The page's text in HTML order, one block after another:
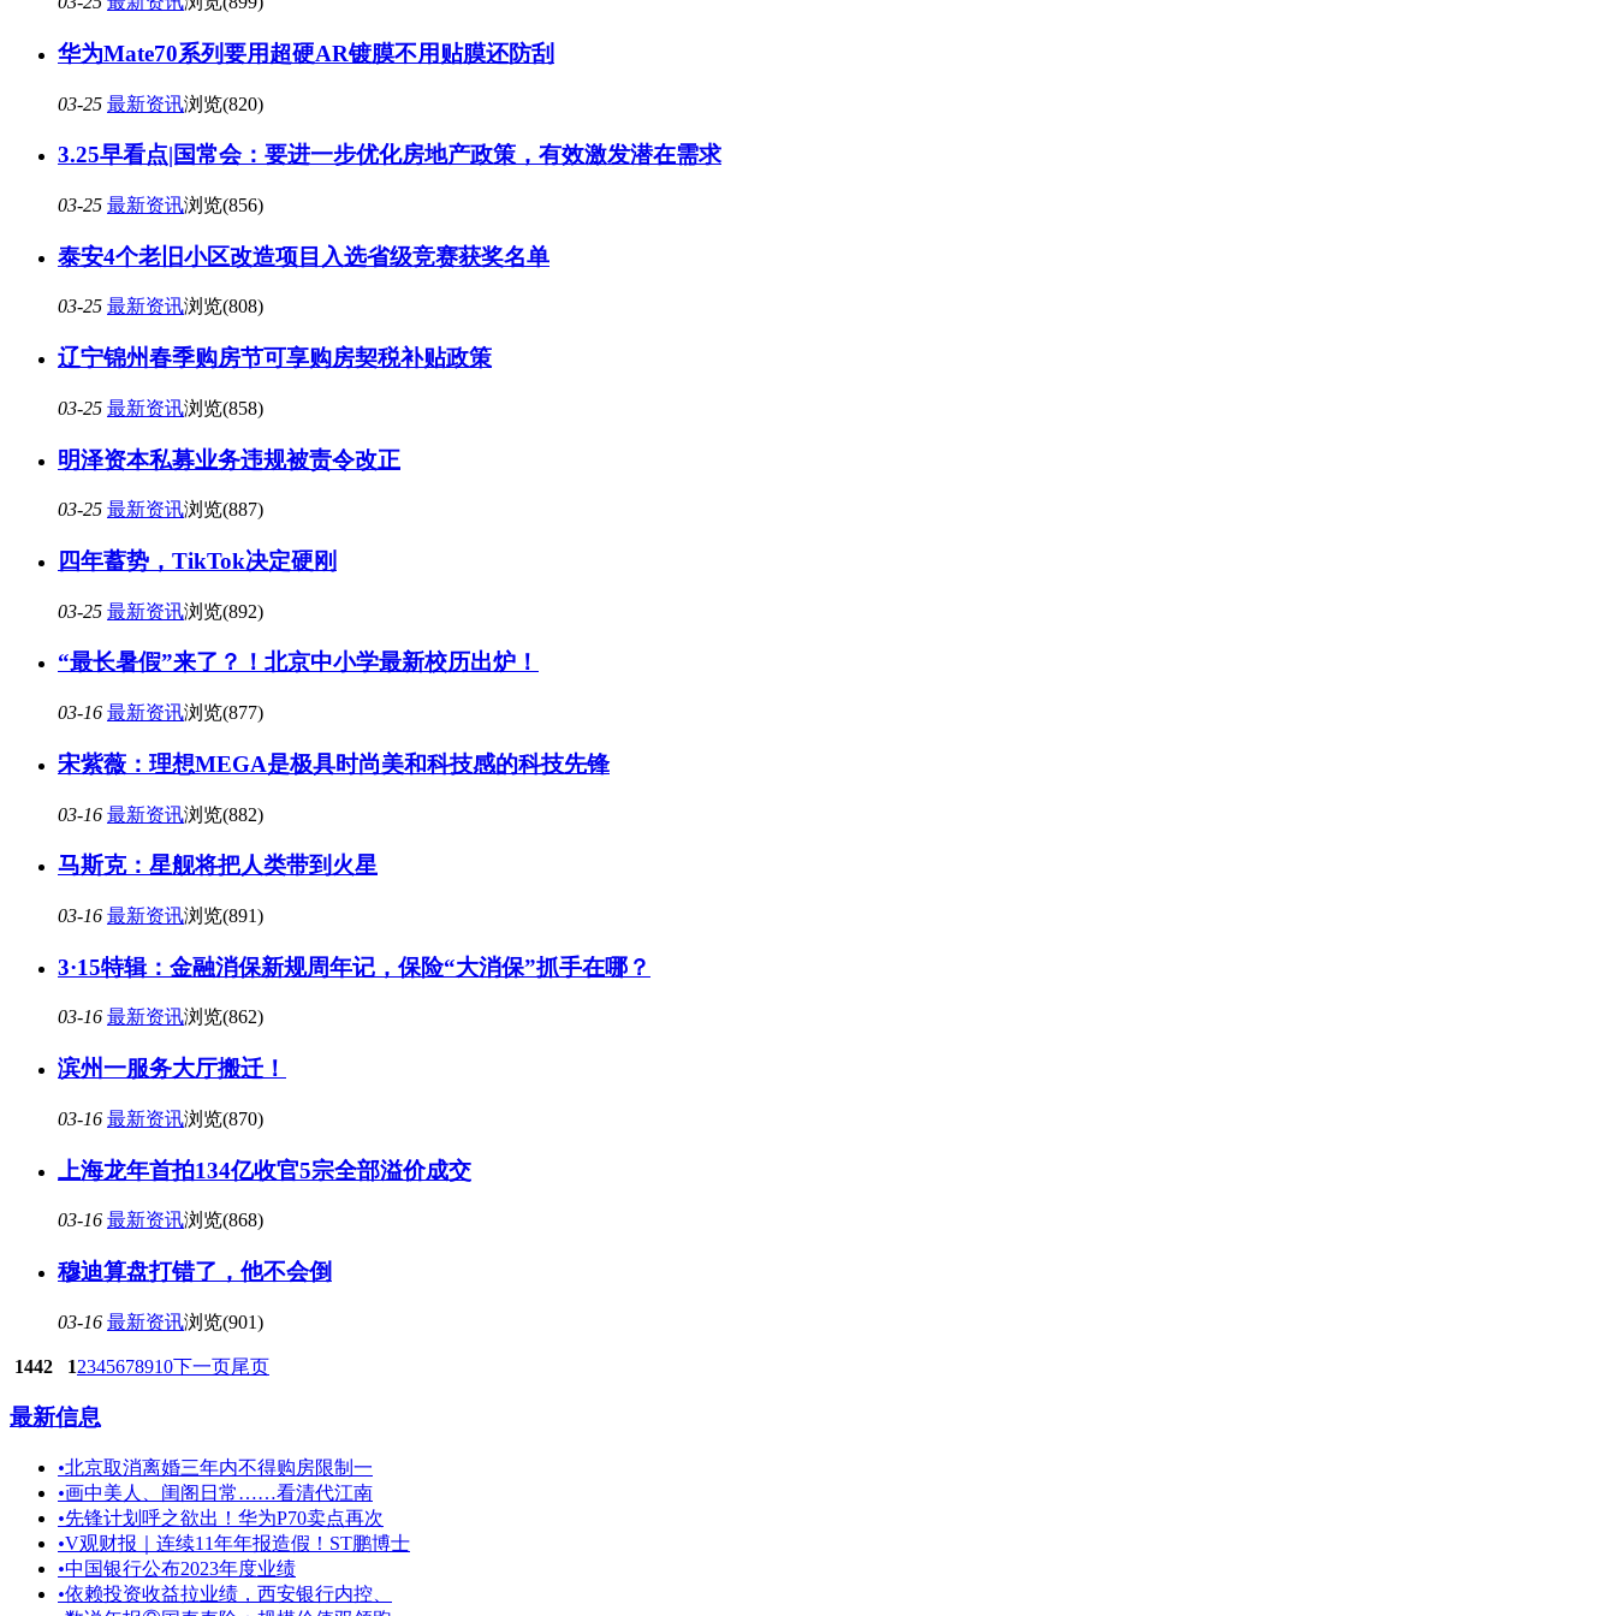
华为Mate70系列要用超硬AR镀膜不用贴膜还防刮
03-25 最新资讯浏览(820)
3.25早看点|国常会：要进一步优化房地产政策，有效激发潜在需求
03-25 最新资讯浏览(856)
泰安4个老旧小区改造项目入选省级竞赛获奖名单
03-25 最新资讯浏览(808)
辽宁锦州春季购房节可享购房契税补贴政策
03-25 最新资讯浏览(858)
明泽资本私募业务违规被责令改正
03-25 最新资讯浏览(887)
四年蓄势，TikTok决定硬刚
03-25 最新资讯浏览(892)
“最长暑假”来了？！北京中小学最新校历出炉！
03-16 最新资讯浏览(877)
宋紫薇：理想MEGA是极具时尚美和科技感的科技先锋
03-16 最新资讯浏览(882)
马斯克：星舰将把人类带到火星
03-16 最新资讯浏览(891)
3·15特辑：金融消保新规周年记，保险“大消保”抓手在哪？
03-16 最新资讯浏览(862)
滨州一服务大厅搬迁！
03-16 最新资讯浏览(870)
上海龙年首拍134亿收官5宗全部溢价成交
03-16 最新资讯浏览(868)
穆迪算盘打错了，他不会倒
03-16 最新资讯浏览(901)
1442 12345678910下一页尾页
最新信息
•北京取消离婚三年内不得购房限制一
•画中美人、闺阁日常……看清代江南
•先锋计划呼之欲出！华为P70卖点再次
•V观财报｜连续11年年报造假！ST鹏博士
•中国银行公布2023年度业绩
•依赖投资收益拉业绩，西安银行内控、